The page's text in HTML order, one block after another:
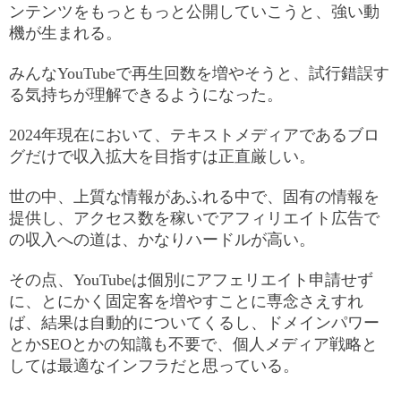
ンテンツをもっともっと公開していこうと、強い動
機が生まれる。
みんなYouTubeで再生回数を増やそうと、試行錯誤す
る気持ちが理解できるようになった。
2024年現在において、テキストメディアであるブロ
グだけで収入拡大を目指すは正直厳しい。
世の中、上質な情報があふれる中で、固有の情報を
提供し、アクセス数を稼いでアフィリエイト広告で
の収入への道は、かなりハードルが高い。
その点、YouTubeは個別にアフェリエイト申請せず
に、とにかく固定客を増やすことに専念さえすれ
ば、結果は自動的についてくるし、ドメインパワー
とかSEOとかの知識も不要で、個人メディア戦略と
しては最適なインフラだと思っている。